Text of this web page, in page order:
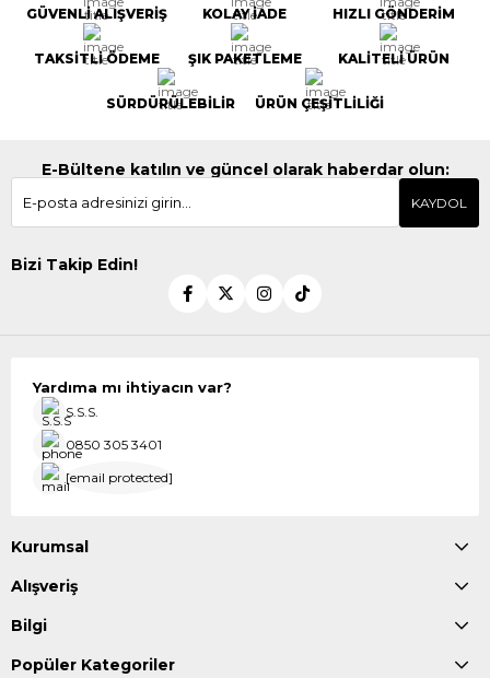
GÜVENLİ ALIŞVERİŞ KOLAY İADE HIZLI GÖNDERİM
TAKSİTLİ ÖDEME ŞIK PAKETLEME KALİTELİ ÜRÜN
SÜRDÜRÜLEBİLİR ÜRÜN ÇEŞİTLİLİĞİ
E-Bültene katılın ve güncel olarak haberdar olun:
KAYDOL
Bizi Takip Edin!
Yardıma mı ihtiyacın var?
S.S.S.
0850 305 3401
[email protected]
Kurumsal
Alışveriş
Bilgi
Popüler Kategoriler